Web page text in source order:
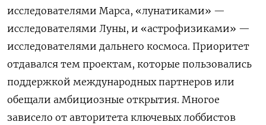
исследователями Марса, «лунатиками» —
исследователями Луны, и «астрофизиками» —
исследователями дальнего космоса. Приоритет
отдавался тем проектам, которые пользовались
поддержкой международных партнеров или
обещали амбициозные открытия. Многое
зависело от авторитета ключевых лоббистов